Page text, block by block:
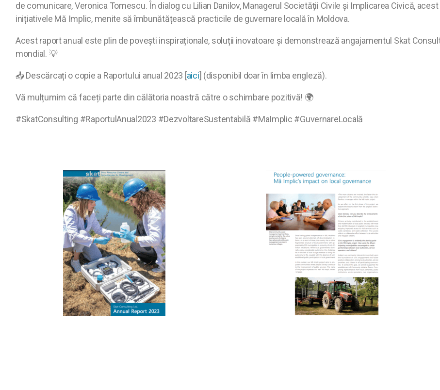
de comunicare, Veronica Tomescu. În dialog cu Lilian Danilov, Managerul Societății Civile și Implicarea Civică,
inițiativele Mă Implic, menite să îmbunătățească practicile de guvernare locală în Moldova.
Acest raport anual este plin de povești inspiraționale, soluții inovatoare și demonstrează angajamentul Skat
mondial. 💡
📥 Descărcați o copie a Raportului anual 2023 [aici] (disponibil doar în limba engleză).
Vă mulțumim că faceți parte din călătoria noastră către o schimbare pozitivă! 🌍
#SkatConsulting #RaportulAnual2023 #DezvoltareSustentabilă #MaImplic #GuvernareLocală